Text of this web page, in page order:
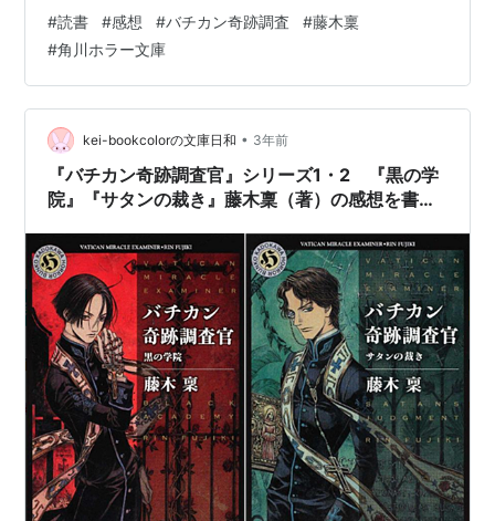
の文芸作家の先生でも、ライト系小説を自ら書いたり、
有名なライトノベルズや漫画やアニメ等の内容をもじっ
て挿入してきたり。これまで硬い砦を築いていた文芸小
説界に、風穴をあけて、風通しのよい世界観を作り出し
ています。純文学は難しくて読めないという日本人が多
い中で、普段小説を読まない人でも知っているような…
#読書 #感想 #バチカン奇跡調査 #藤木稟
#角川ホラー文庫
kei-bookcolorの文庫日和 • 3年前
『バチカン奇跡調査官』シリーズ1・2 『黒の学
院』『サタンの裁き』藤木稟（著）の感想を書き